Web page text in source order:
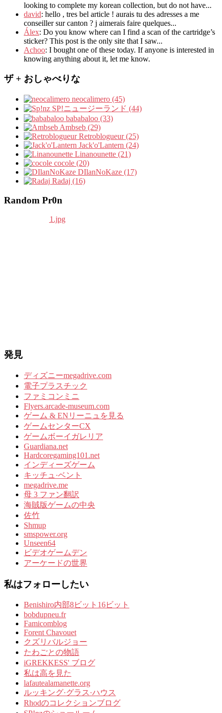
looking to complete my korean collection, but do not have...
david: hello , tres bel article ! aurais tu des adresses a me
conseiller sur canton ? j aimerais faire quelques...
Álex: Do you know where can I find a scan of the cartridge’s
sticker? This post is the only site that I saw...
Achoo: I bought one of these today. If anyone is interested in
knowing anything about it, let me know.
ザ + おしゃべりな
neocalimero (45)
SP!ニュージーランド (44)
bababaloo (33)
Ambseb (29)
Retroblogueur (25)
Jack'o'Lantern (24)
Linanounette (21)
cocole (20)
DIlanNoKaze (17)
Radaj (16)
Random Pr0n
発見
ディズニーmegadrive.com
電子プラスチック
ファミコンミニ
Flyers.arcade-museum.com
ゲーム & ENリーニュを見る
ゲームセンターCX
ゲームボーイガレリア
Guardiana.net
Hardcoregaming101.net
インディーズゲーム
キッチュ·ベント
megadrive.me
母 3 ファン翻訳
海賊版ゲームの中央
佐竹
Shmup
smspower.org
Unseen64
ビデオゲームデン
アーケードの世界
私はフォローしたい
Benishiro内部8ビット16ビット
bobdupneu.fr
Famicomblog
Forent Chavouet
クズリバルジョー
たわごとの物語
iGREKKESS' ブログ
私は高を見た
lafautealamanette.org
ルッキング·グラス·ハウス
Rhodのコレクションブログ